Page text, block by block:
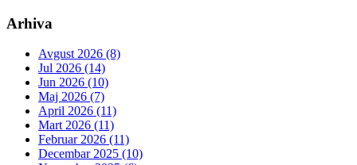
Arhiva
Avgust 2026 (8)
Jul 2026 (14)
Jun 2026 (10)
Maj 2026 (7)
April 2026 (11)
Mart 2026 (11)
Februar 2026 (11)
Decembar 2025 (10)